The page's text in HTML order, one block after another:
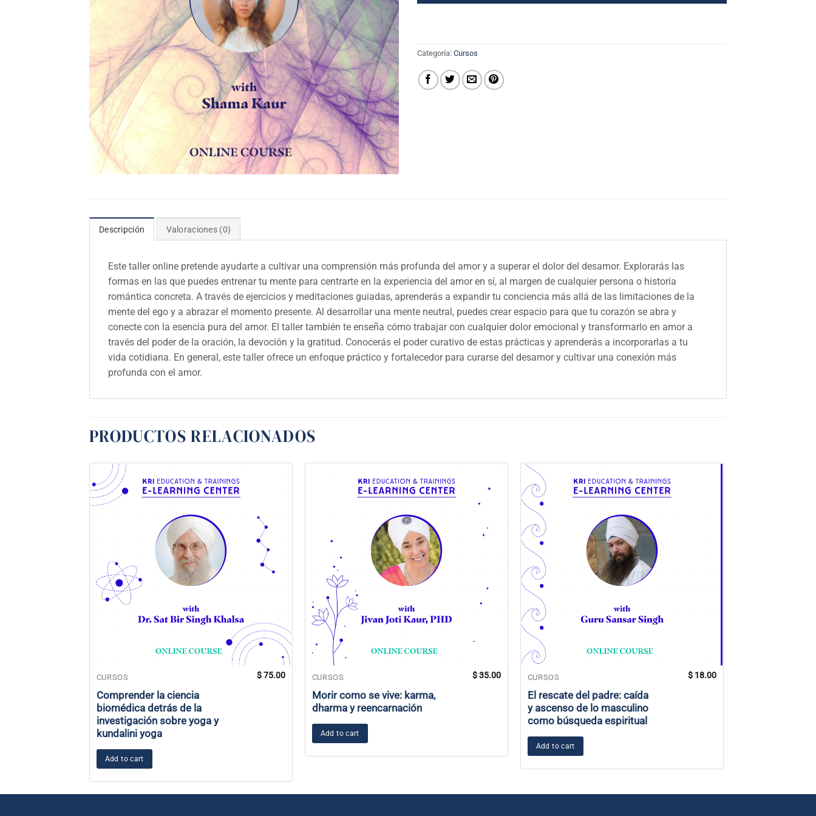
Categoría: Cursos
Descripción Valoraciones (0)
Este taller online pretende ayudarte a cultivar una comprensión más profunda del amor y a superar el dolor del desamor. Explorarás las
formas en las que puedes entrenar tu mente para centrarte en la experiencia del amor en sí, al margen de cualquier persona o historia
romántica concreta. A través de ejercicios y meditaciones guiadas, aprenderás a expandir tu conciencia más allá de las limitaciones de la
mente del ego y a abrazar el momento presente. Al desarrollar una mente neutral, puedes crear espacio para que tu corazón se abra y
conecte con la esencia pura del amor. El taller también te enseña cómo trabajar con cualquier dolor emocional y transformarlo en amor a
través del poder de la oración, la devoción y la gratitud. Conocerás el poder curativo de estas prácticas y aprenderás a incorporarlas a tu
vida cotidiana. En general, este taller ofrece un enfoque práctico y fortalecedor para curarse del desamor y cultivar una conexión más
profunda con el amor.
PRODUCTOS RELACIONADOS
CURSOS
Comprender la ciencia
biomédica detrás de la
investigación sobre yoga y
kundalini yoga
$75.00
Add to cart
CURSOS
Morir como se vive: karma,
dharma y reencarnación
$35.00
Add to cart
CURSOS
El rescate del padre: caída
y ascenso de lo masculino
como búsqueda espiritual
$ 18.00
Add to cart